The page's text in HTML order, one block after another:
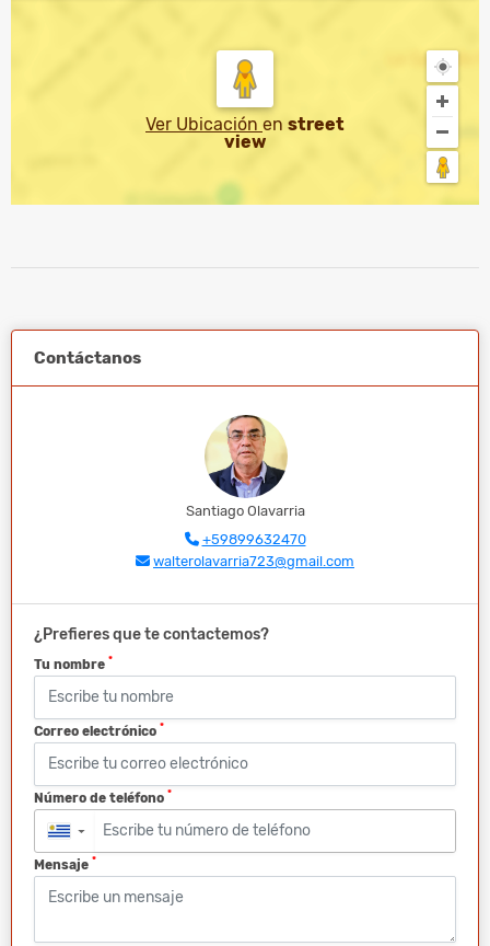
Ver Ubicación en street
view
Contáctanos
Santiago Olavarria
+59899632470
walterolavarria723@gmail.com
¿Prefieres que te contactemos?
Tu nombre *
Correo electrónico *
Número de teléfono *
▼
Mensaje *